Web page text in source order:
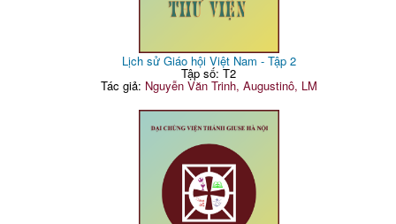
Lịch sử Giáo hội Việt Nam - Tập 2
Tập số: T2
Tác giả: Nguyễn Văn Trinh, Augustinô, LM